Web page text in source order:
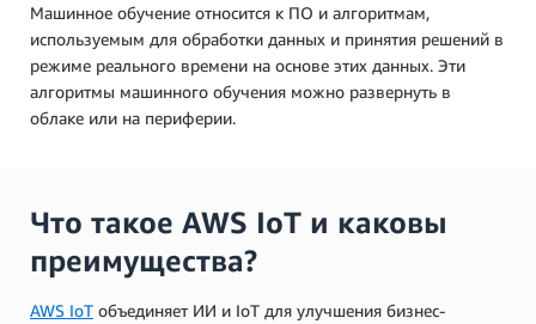
Машинное обучение относится к ПО и алгоритмам,
используемым для обработки данных и принятия решений в
режиме реального времени на основе этих данных. Эти
алгоритмы машинного обучения можно развернуть в
облаке или на периферии.
Что такое AWS IoT и каковы
преимущества?
AWS IoT объединяет ИИ и IoT для улучшения бизнес-